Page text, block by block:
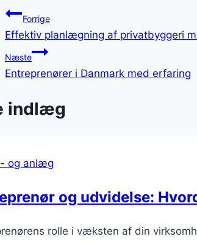
Forrige
Effektiv planlægning af privatbyggeri
Næste
Entreprenører i Danmark med erfaring
indlæg
og anlæg
og udvidelse:
rolle i væksten af din